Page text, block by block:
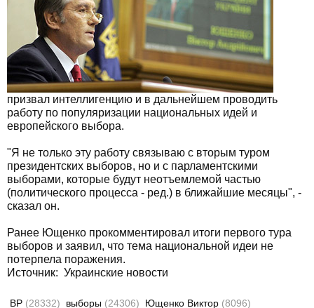
призвал интеллигенцию и в дальнейшем проводить
работу по популяризации национальных идей и
европейского выбора.
"Я не только эту работу связываю с вторым туром
президентских выборов, но и с парламентскими
выборами, которые будут неотъемлемой частью
(политического процесса - ред.) в ближайшие месяцы", -
сказал он.
Ранее Ющенко прокомментировал итоги первого тура
выборов и заявил, что тема национальной идеи не
потерпела поражения.
Источник: Украинские новости
ВР (28332) выборы (24306) Ющенко Виктор (8096)